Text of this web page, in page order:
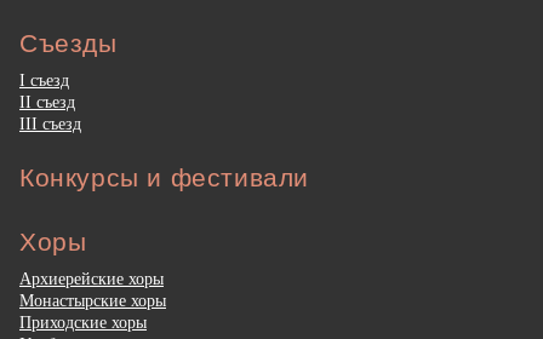
Съезды
I съезд
II съезд
III съезд
Конкурсы и фестивали
Хоры
Архиерейские хоры
Монастырские хоры
Приходские хоры